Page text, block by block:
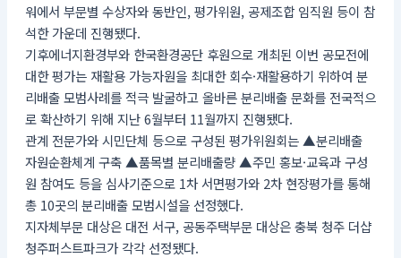
워에서 부문별 수상자와 동반인, 평가위원, 공제조합 임직원 등이 참
석한 가운데 진행됐다.
기후에너지환경부와 한국환경공단 후원으로 개최된 이번 공모전에
대한 평가는 재활용 가능자원을 최대한 회수·재활용하기 위하여 분
리배출 모범사례를 적극 발굴하고 올바른 분리배출 문화를 전국적으
로 확산하기 위해 지난 6월부터 11월까지 진행됐다.
관계 전문가와 시민단체 등으로 구성된 평가위원회는 ▲분리배출
자원순환체계 구축 ▲품목별 분리배출량 ▲주민 홍보·교육과 구성
원 참여도 등을 심사기준으로 1차 서면평가와 2차 현장평가를 통해
총 10곳의 분리배출 모범시설을 선정했다.
지자체부문 대상은 대전 서구, 공동주택부문 대상은 충북 청주 더샵
청주퍼스트파크가 각각 선정됐다.